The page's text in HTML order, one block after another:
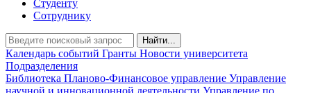
Студенту
Сотруднику
Найти...
Календарь событий Гранты Новости университета
Подразделения
Библиотека Планово-Финансовое управление Управление
научной и инновационной деятельности Управление по